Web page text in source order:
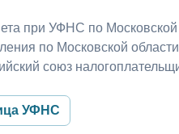
при УФНС по Московской
по Московской
союз
УФНС